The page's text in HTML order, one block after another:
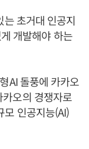
초거대 인공지
개발해야 하는
AI 돌풍에 카카오
오의 경쟁자로
모 인공지능(AI)